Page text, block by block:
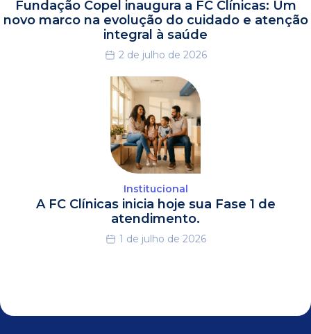
Fundação Copel inaugura a FC Clínicas: Um
novo marco na evolução do cuidado e atenção
integral à saúde
2 de julho de 2026
Institucional
A FC Clínicas inicia hoje sua Fase 1 de
atendimento.
1 de julho de 2026